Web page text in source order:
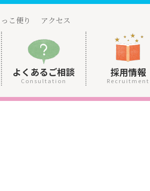
こ便り アクセス
よくあるご相談
Consultation
採用情報
Recruitment